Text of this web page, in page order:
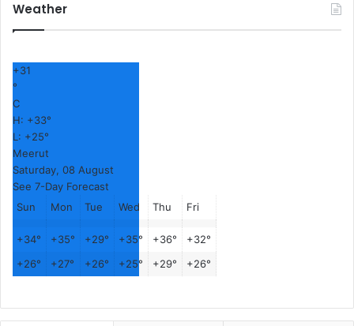
Weather
+31
°
C
H: +33°
L: +25°
Meerut
Saturday, 08 August
See 7-Day Forecast
Sun
Mon Tue Wed Thu Fri
+34° +35° +29° +35° +36° +32°
+26° +27° +26° +25° +29° +26°